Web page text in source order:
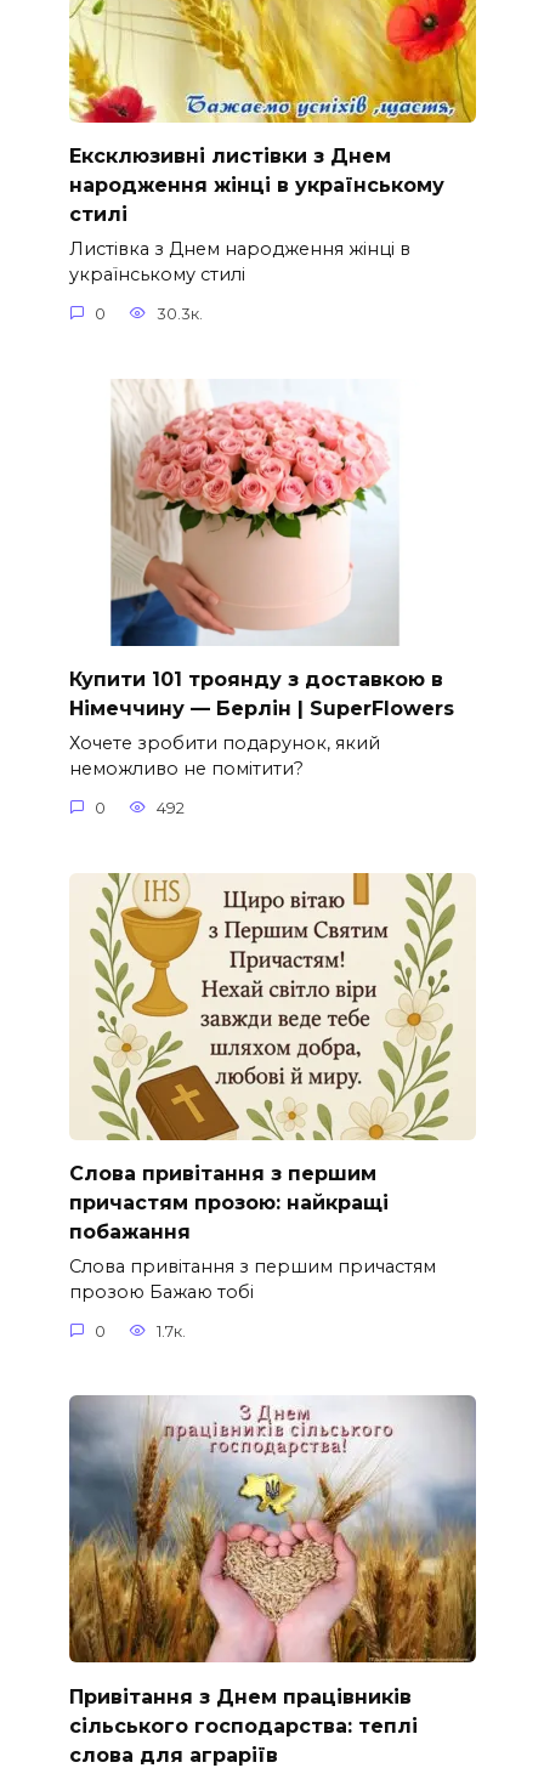
Ексклюзивні листівки з Днем
народження жінці в українському
стилі
Листівка з Днем народження жінці в
українському стилі
0 30.3к.
Купити 101 троянду з доставкою в
Німеччину — Берлін | SuperFlowers
Хочете зробити подарунок, який
неможливо не помітити?
0 492
Слова привітання з першим
причастям прозою: найкращі
побажання
Слова привітання з першим причастям
прозою Бажаю тобі
0 1.7к.
Привітання з Днем працівників
сільського господарства: теплі
слова для аграріїв